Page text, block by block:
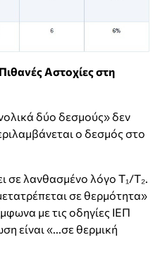
Αστοχίες στη
δύο δεσμούς» δεν
ο δεσμός στο
σε λανθασμένο λόγο T₁/T₂.
σε θερμότητα»
με τις οδηγίες ΙΕΠ
είναι «...σε θερμική